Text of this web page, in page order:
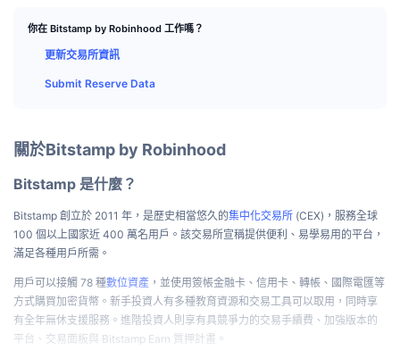
熱門
即將推出
贏家與輸家
最多造訪
社群情緒
區塊鏈排行榜
預測市場
指標
恐懼與貪婪指數
市場循環指標
比特幣市佔率
CoinMarketCap 20 指數
CoinMarketCap 100 指數
ETF資金流向
衍生品
定價
常見問題解答
AI 整合
CMC代理中心
技能市場
CMC Launch
CMC Max
頭條新聞
Telegram 機器人
網頁套件
你在 Bitstamp by Robinhood 工作嗎？
更新交易所資訊
Submit Reserve Data
關於Bitstamp by Robinhood
Bitstamp 是什麼？
Bitstamp 創立於 2011 年，是歷史相當悠久的集中化交易所 (CEX)，服務全球
100 個以上國家近 400 萬名用戶。該交易所宣稱提供便利、易學易用的平台，
滿足各種用戶所需。
用戶可以接觸 78 種數位資產 ，並使用簽帳金融卡、信用卡、轉帳、國際電匯等
方式購買加密貨幣。新手投資人有多種教育資源和交易工具可以取用，同時享
有全年無休支援服務。進階投資人則享有具競爭力的交易手續費、加強版本的
平台、交易面板與 Bitstamp Earn 質押計畫。